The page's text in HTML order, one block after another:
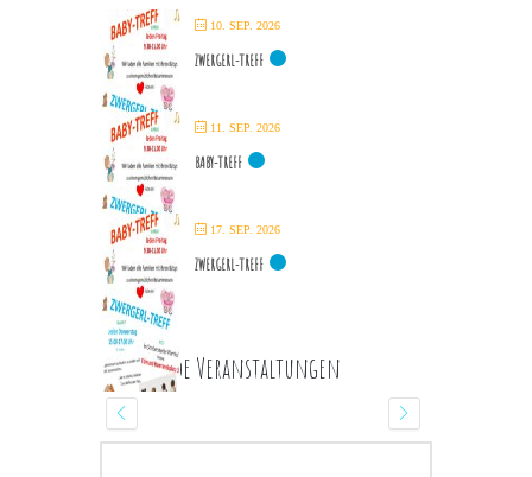
10. SEP. 2026
ZWERGERL-TREFF
11. SEP. 2026
BABY-TREFF
17. SEP. 2026
ZWERGERL-TREFF
Kommende Veranstaltungen